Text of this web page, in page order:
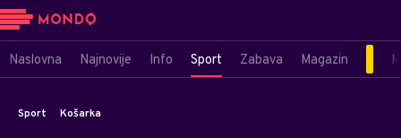
Naslovna Najnovije Info Sport Zabava Magazin
Sport Košarka